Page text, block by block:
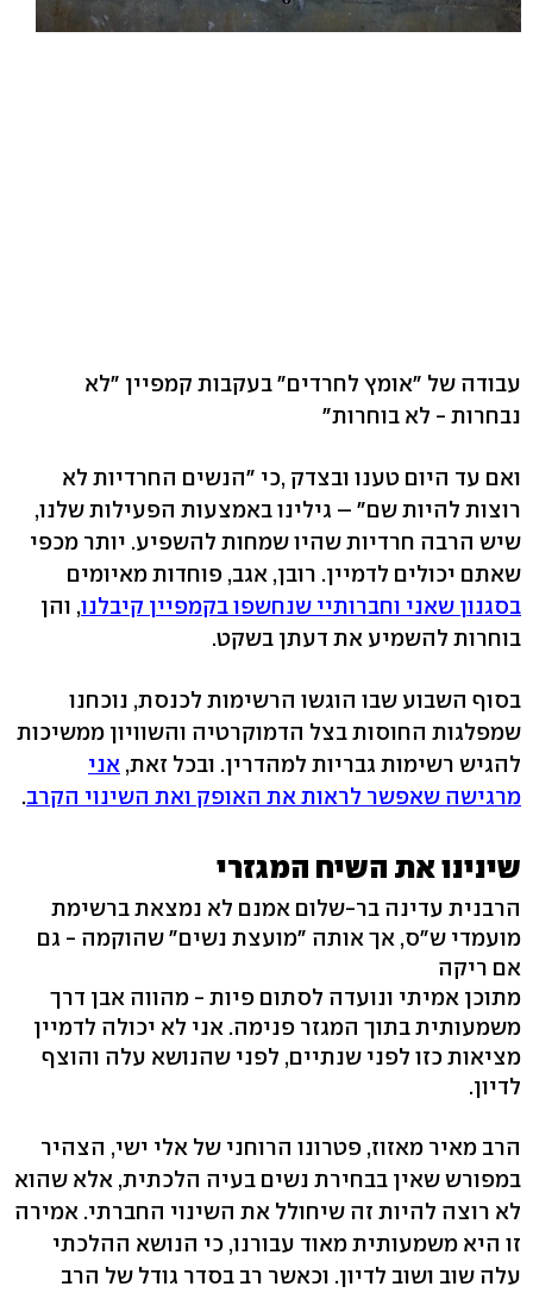
עבודה של "אומץ לחרדים" בעקבות קמפיין "לא
נבחרות - לא בוחרות"
ואם עד היום טענו ובצדק ,כי "הנשים החרדיות לא
רוצות להיות שם" – גילינו באמצעות הפעילות שלנו,
שיש הרבה חרדיות שהיו שמחות להשפיע. יותר מכפי
שאתם יכולים לדמיין. רובן, אגב, פוחדות מאיומים
בסגנון שאני וחברותיי שנחשפו בקמפיין קיבלנו, והן
בוחרות להשמיע את דעתן בשקט.
בסוף השבוע שבו הוגשו הרשימות לכנסת, נוכחנו
שמפלגות החוסות בצל הדמוקרטיה והשוויון ממשיכות
להגיש רשימות גבריות למהדרין. ובכל זאת, אני
מרגישה שאפשר לראות את האופק ואת השינוי הקרב.
שינינו את השיח המגזרי
הרבנית עדינה בר-שלום אמנם לא נמצאת ברשימת
מועמדי ש"ס, אך אותה "מועצת נשים" שהוקמה - גם
אם ריקה
מתוכן אמיתי ונועדה לסתום פיות - מהווה אבן דרך
משמעותית בתוך המגזר פנימה. אני לא יכולה לדמיין
מציאות כזו לפני שנתיים, לפני שהנושא עלה והוצף
לדיון.
הרב מאיר מאזוז, פטרונו הרוחני של אלי ישי, הצהיר
במפורש שאין בבחירת נשים בעיה הלכתית, אלא שהוא
לא רוצה להיות זה שיחולל את השינוי החברתי. אמירה
זו היא משמעותית מאוד עבורנו, כי הנושא ההלכתי
עלה שוב ושוב לדיון. וכאשר רב בסדר גודל של הרב